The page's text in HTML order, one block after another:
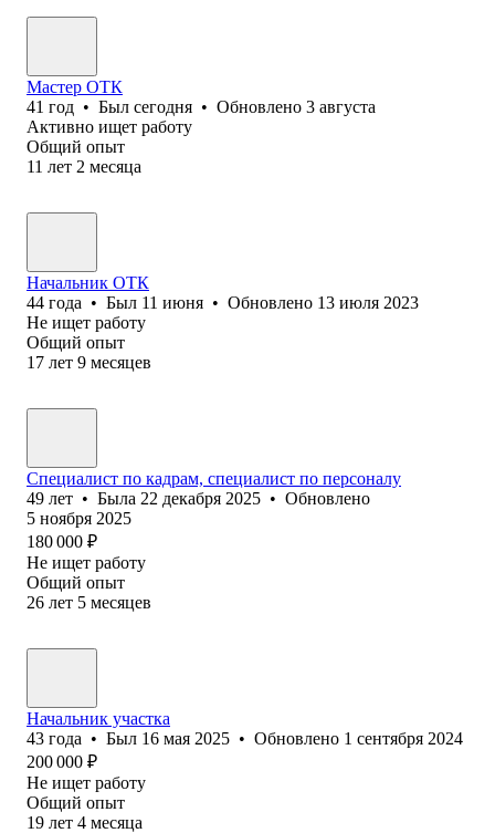
Мастер ОТК
41 год • Был сегодня • Обновлено 3 августа
Активно ищет работу
Общий опыт
11 лет 2 месяца
Начальник ОТК
44 года • Был 11 июня • Обновлено 13 июля 2023
Не ищет работу
Общий опыт
17 лет 9 месяцев
Специалист по кадрам, специалист по персоналу
49 лет • Была 22 декабря 2025 • Обновлено
5 ноября 2025
180 000 ₽
Не ищет работу
Общий опыт
26 лет 5 месяцев
Начальник участка
43 года • Был 16 мая 2025 • Обновлено 1 сентября 2024
200 000 ₽
Не ищет работу
Общий опыт
19 лет 4 месяца